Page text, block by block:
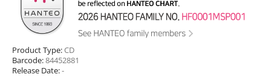
Product Type:CD
Barcode:84452881
Release Date:-